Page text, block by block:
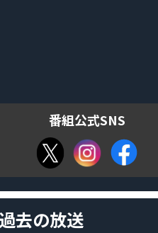
番組公式SNS
過去の放送